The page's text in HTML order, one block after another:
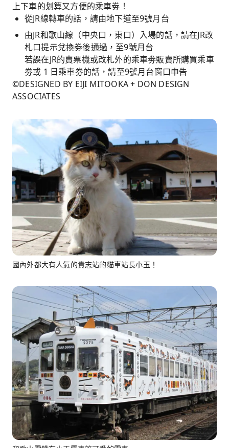
上下車的划算又方便的乘車劵！
從JR線轉車的話，請由地下道至9號月台
由JR和歌山線（中央口，東口）入場的話，請在JR改
札口提示兌換劵後通過，至9號月台
若誤在JR的賣票機或改札外的乘車劵販賣所購買乘車
劵或 1 日乘車劵的話，請至9號月台窗口申告
©DESIGNED BY EIJI MITOOKA + DON DESIGN
ASSOCIATES
國內外都大有人氣的貴志站的貓車站長小玉！